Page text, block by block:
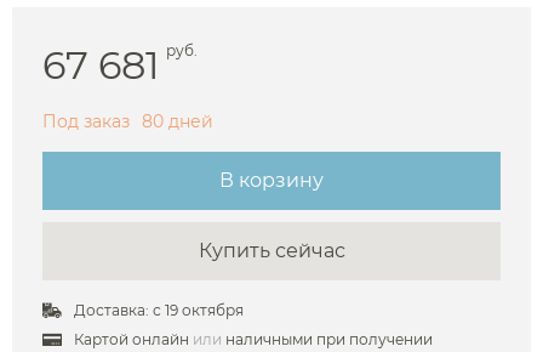
67 681 руб.
Под заказ 80 дней
В корзину
Купить сейчас
Доставка: с 19 октября
Картой онлайн или наличными при получении